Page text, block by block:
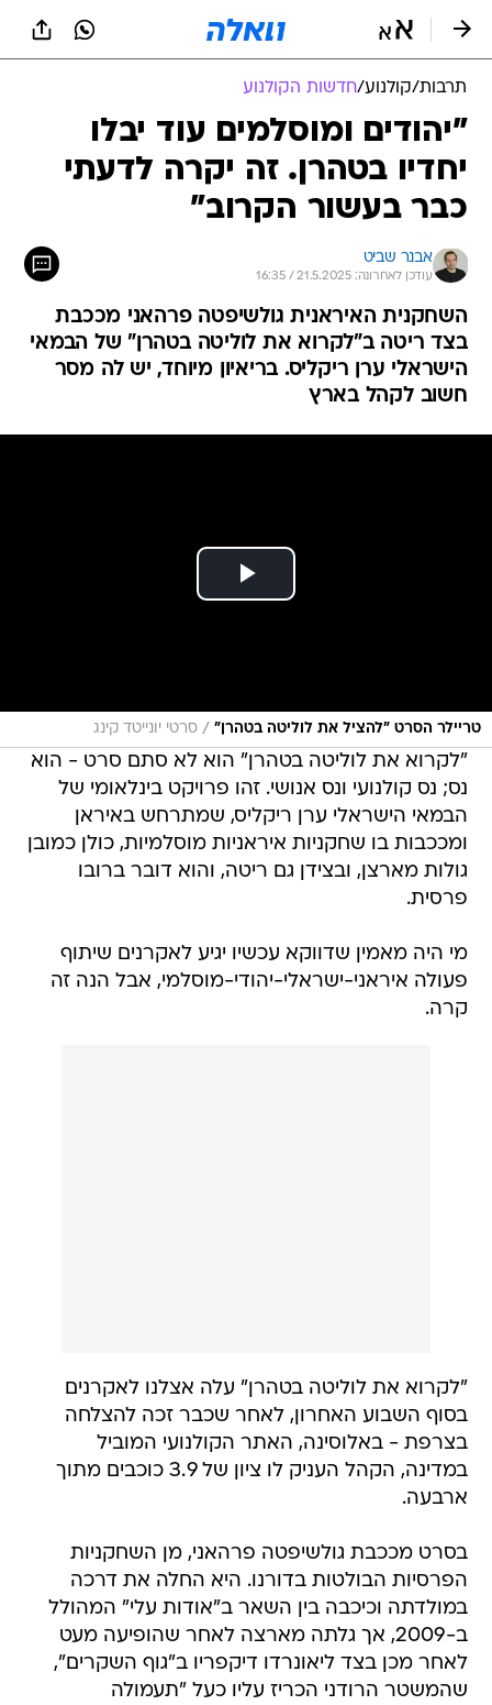
תרבות/קולנוע/חדשות הקולנוע
"יהודים ומוסלמים עוד יבלו
יחדיו בטהרן. זה יקרה לדעתי
כבר בעשור הקרוב"
אבנר שביט
עודכן לאחרונה: 21.5.2025 / 16:35
השחקנית האיראנית גולשיפטה פרהאני מככבת
בצד ריטה ב"לקרוא את לוליטה בטהרן" של הבמאי
הישראלי ערן ריקליס. בריאיון מיוחד, יש לה מסר
חשוב לקהל בארץ
טריילר הסרט "להציל את לוליטה בטהרן" / סרטי יונייטד קינג
"לקרוא את לוליטה בטהרן" הוא לא סתם סרט - הוא
נס; נס קולנועי ונס אנושי. זהו פרויקט בינלאומי של
הבמאי הישראלי ערן ריקליס, שמתרחש באיראן
ומככבות בו שחקניות איראניות מוסלמיות, כולן כמובן
גולות מארצן, ובצידן גם ריטה, והוא דובר ברובו
פרסית.
מי היה מאמין שדווקא עכשיו יגיע לאקרנים שיתוף
פעולה איראני-ישראלי-יהודי-מוסלמי, אבל הנה זה
קרה.
"לקרוא את לוליטה בטהרן" עלה אצלנו לאקרנים
בסוף השבוע האחרון, לאחר שכבר זכה להצלחה
בצרפת - באלוסינה, האתר הקולנועי המוביל
במדינה, הקהל העניק לו ציון של 3.9 כוכבים מתוך
ארבעה.
בסרט מככבת גולשיפטה פרהאני, מן השחקניות
הפרסיות הבולטות בדורנו. היא החלה את דרכה
במולדתה וכיכבה בין השאר ב"אודות עלי" המהולל
ב-2009, אך גלתה מארצה לאחר שהופיעה מעט
לאחר מכן בצד ליאונרדו דיקפריו ב"גוף השקרים",
שהמשטר הרודני הכריז עליו כעל "תעמולה